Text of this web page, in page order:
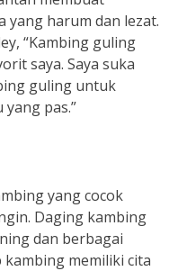
yang harum dan lezat.
“Kambing guling
saya. Saya suka
guling untuk
pas.”
yang cocok
Daging kambing
dan berbagai
memiliki cita